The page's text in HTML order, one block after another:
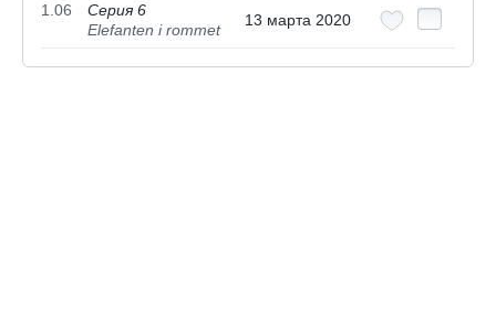
1.06
Серия 6
Elefanten i rommet
13 марта 2020